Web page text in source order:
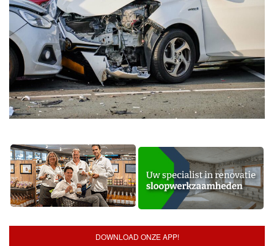
DOWNLOAD ONZE APP!